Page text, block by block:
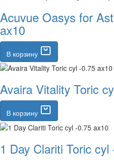
Acuvue Oasys for
ax10
В корзину
Avaira Vitality Toric
В корзину
1 Day Clariti Toric